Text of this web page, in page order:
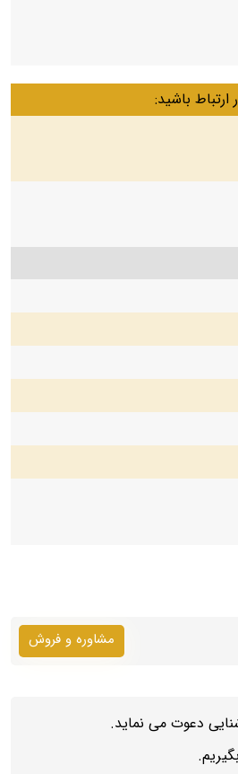
باشید:
مشاوره و فروش
دعوت می نماید.
بگیریم.